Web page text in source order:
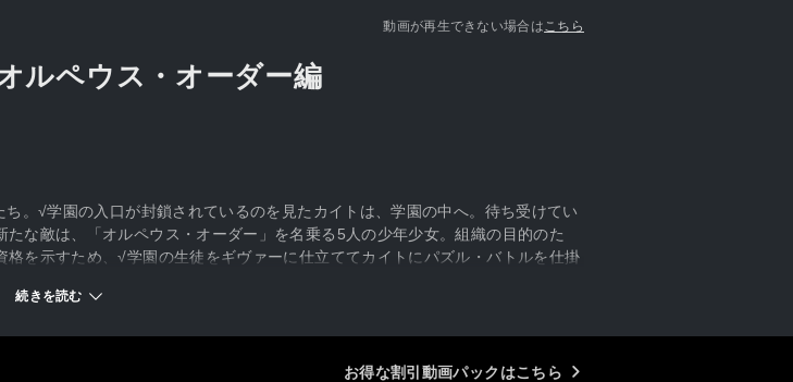
動画が再生できない場合はこちら
ルペウス・オーダー編
。√学園の入口が封鎖されているのを見たカイトは、学園の中へ。待ち受けてい
な敵は、「オルペウス・オーダー」を名乗る5人の少年少女。組織の目的のた
を示すため、√学園の生徒をギヴァーに仕立ててカイトにパズル・バトルを仕掛
続きを読む
お得な割引動画パックはこちら